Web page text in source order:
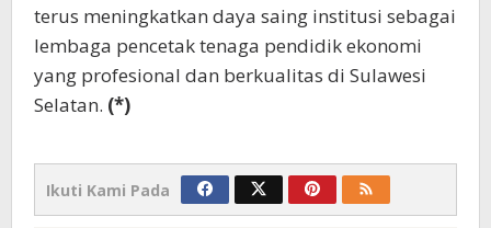
terus meningkatkan daya saing institusi sebagai
lembaga pencetak tenaga pendidik ekonomi
yang profesional dan berkualitas di Sulawesi
Selatan. (*)
Ikuti Kami Pada